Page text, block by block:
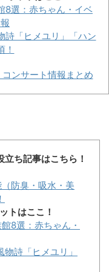
8選：赤ちゃん・イベ
「ヒメユリ」「ハン
！
ンサート情報まとめ
ち記事はこちら！
防臭・吸水・美
トはここ！
8選：赤ちゃん・
詩「ヒメユリ」